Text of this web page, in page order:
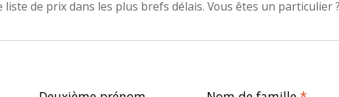
de prix dans les plus brefs délais. Vous êtes un particulier